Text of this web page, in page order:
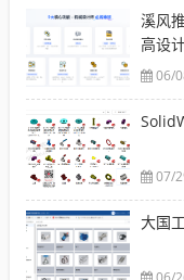
溪风
高设
06/
07/
大国